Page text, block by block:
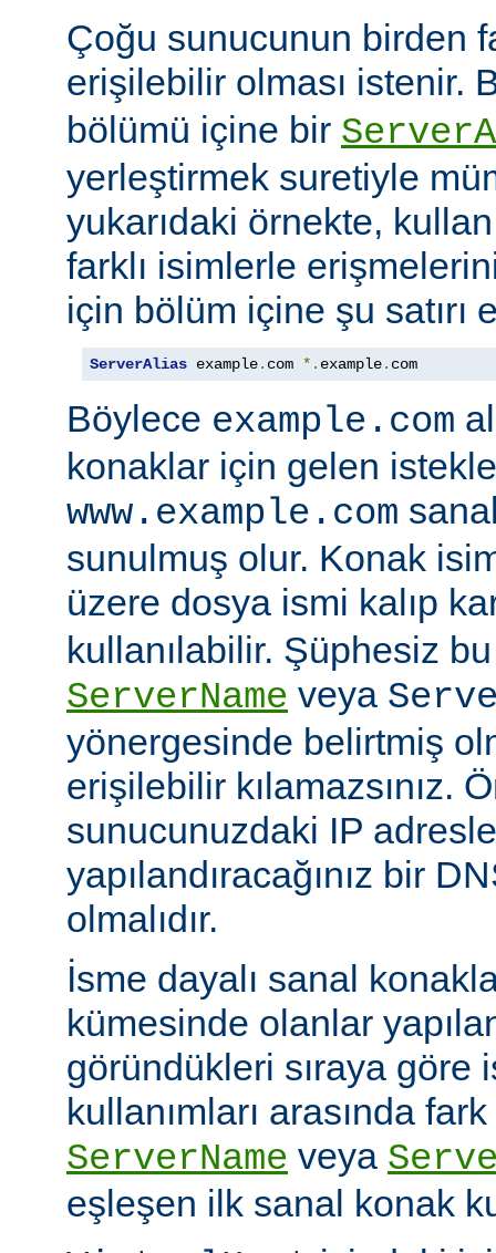
Çoğu sunucunun birden
erişilebilir olması istenir.
bölümü içine bir
yerleştirmek suretiyle
yukarıdaki örnekte,
farklı isimlerle
için bölüm içine şu satırı
ServerAlias example. com *. example. com
Böylece example.com
konaklar için gelen
www.example.com
sunulmuş olur. Konak
üzere dosya ismi kalıp
kullanılabilir. Şüphesiz
ServerName veya
yönergesinde belirtmiş
erişilebilir kılamazsınız.
sunucunuzdaki IP
yapılandıracağınız bir
olmalıdır.
İsme dayalı sanal
kümesinde olanlar
göründükleri sıraya göre
kullanımları arasında
ServerName veya
eşleşen ilk sanal konak